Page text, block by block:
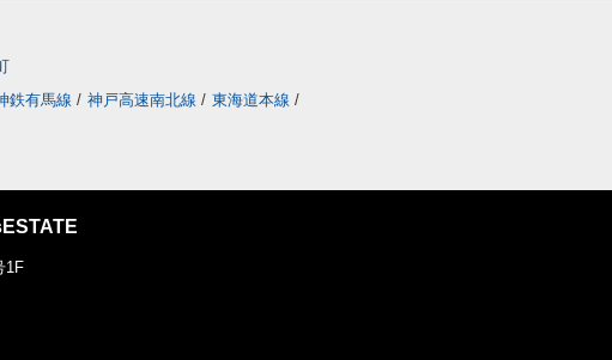
鉄有馬線 / 神戸高速南北線 / 東海道本線 /
1F